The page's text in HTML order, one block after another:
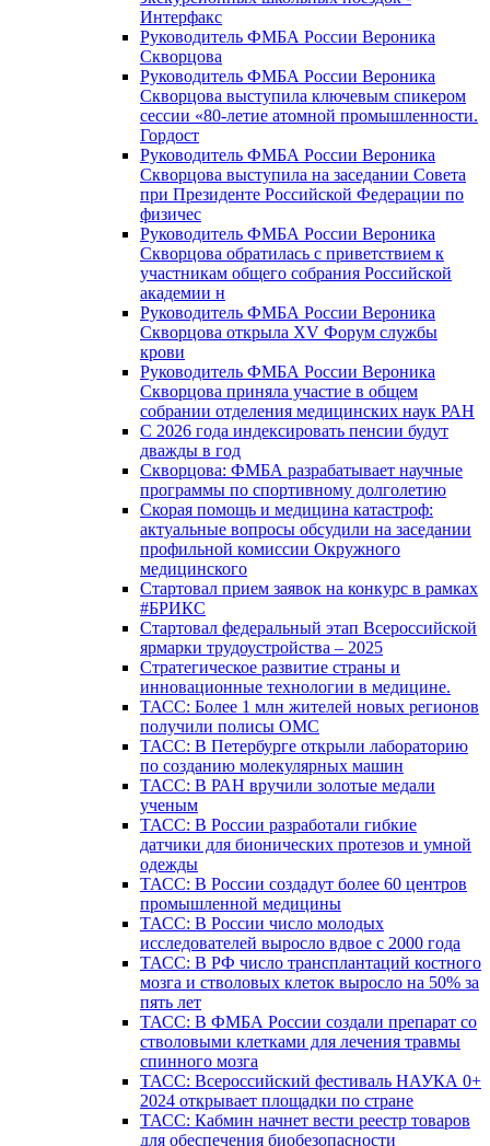
Интерфакс
Руководитель ФМБА России Вероника
Скворцова
Руководитель ФМБА России Вероника
Скворцова выступила ключевым спикером
сессии «80-летие атомной промышленности.
Гордост
Руководитель ФМБА России Вероника
Скворцова выступила на заседании Совета
при Президенте Российской Федерации по
физичес
Руководитель ФМБА России Вероника
Скворцова обратилась с приветствием к
участникам общего собрания Российской
академии н
Руководитель ФМБА России Вероника
Скворцова открыла XV Форум службы
крови
Руководитель ФМБА России Вероника
Скворцова приняла участие в общем
собрании отделения медицинских наук РАН
С 2026 года индексировать пенсии будут
дважды в год
Скворцова: ФМБА разрабатывает научные
программы по спортивному долголетию
Скорая помощь и медицина катастроф:
актуальные вопросы обсудили на заседании
профильной комиссии Окружного
медицинского
Стартовал прием заявок на конкурс в рамках
#БРИКС
Стартовал федеральный этап Всероссийской
ярмарки трудоустройства – 2025
Стратегическое развитие страны и
инновационные технологии в медицине.
ТАСС: Более 1 млн жителей новых регионов
получили полисы ОМС
ТАСС: В Петербурге открыли лабораторию
по созданию молекулярных машин
ТАСС: В РАН вручили золотые медали
ученым
ТАСС: В России разработали гибкие
датчики для бионических протезов и умной
одежды
ТАСС: В России создадут более 60 центров
промышленной медицины
ТАСС: В России число молодых
исследователей выросло вдвое с 2000 года
ТАСС: В РФ число трансплантаций костного
мозга и стволовых клеток выросло на 50% за
пять лет
ТАСС: В ФМБА России создали препарат со
стволовыми клетками для лечения травмы
спинного мозга
ТАСС: Всероссийский фестиваль НАУКА 0+
2024 открывает площадки по стране
ТАСС: Кабмин начнет вести реестр товаров
для обеспечения биобезопасности